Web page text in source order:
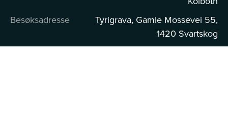
Besøksadresse
Tyrigrava, Gamle Mossevei 55,
1420 Svartskog